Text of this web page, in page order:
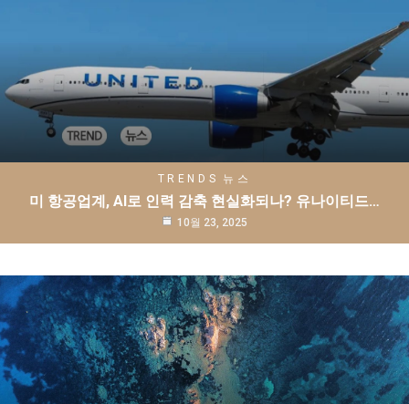
TRENDS 뉴스
미 항공업계, AI로 인력 감축 현실화되나? 유나이티드…
10월 23, 2025